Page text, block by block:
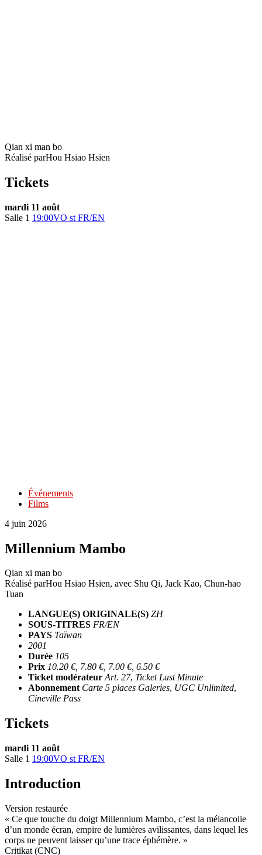
Qian xi man bo
Réalisé parHou Hsiao Hsien
Tickets
mardi 11 août
Salle 1 19:00VO st FR/EN
Événements
Films
4 juin 2026
Millennium Mambo
Qian xi man bo
Réalisé parHou Hsiao Hsien, avec Shu Qi, Jack Kao, Chun-hao
Tuan
LANGUE(S) ORIGINALE(S) ZH
SOUS-TITRES FR/EN
PAYS Taïwan
2001
Durée 105
Prix 10.20 €, 7.80 €, 7.00 €, 6.50 €
Ticket modérateur Art. 27, Ticket Last Minute
Abonnement Carte 5 places Galeries, UGC Unlimited,
Cineville Pass
Tickets
mardi 11 août
Salle 1 19:00VO st FR/EN
Introduction
Version restaurée
« Ce que touche du doigt Millennium Mambo, c’est la mélancolie
d’un monde écran, empire de lumières avilissantes, dans lequel les
corps ne peuvent laisser qu’une trace éphémère. »
Critikat (CNC)